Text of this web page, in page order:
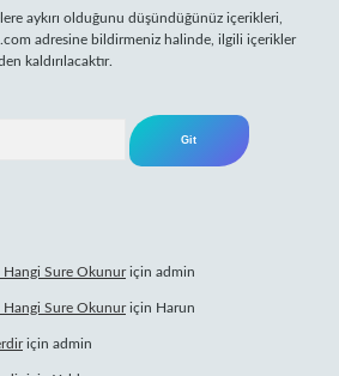
aykırı olduğunu düşündüğünüz içerikleri,
adresine bildirmeniz halinde, ilgili içerikler
kaldırılacaktır.
Hangi Sure Okunuriçin admin
Hangi Sure Okunuriçin Harun
için admin